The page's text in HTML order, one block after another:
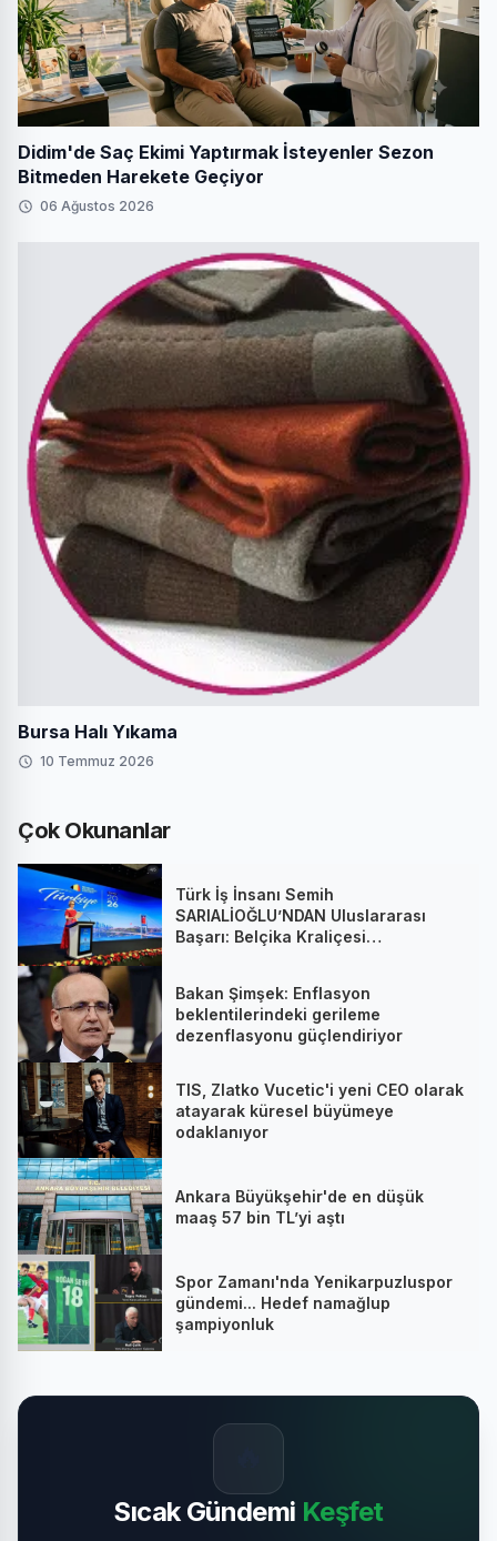
Didim'de Saç Ekimi Yaptırmak İsteyenler Sezon
Bitmeden Harekete Geçiyor
06 Ağustos 2026
Bursa Halı Yıkama
10 Temmuz 2026
Çok Okunanlar
Türk İş İnsanı Semih
SARIALİOĞLU’NDAN Uluslararası
Başarı: Belçika Kraliçesi
Bakan Şimşek: Enflasyon
beklentilerindeki gerileme
dezenflasyonu güçlendiriyor
TIS, Zlatko Vucetic'i yeni CEO olarak
atayarak küresel büyümeye
odaklanıyor
Ankara Büyükşehir'de en düşük
maaş 57 bin TL’yi aştı
Spor Zamanı'nda Yenikarpuzluspor
gündemi... Hedef namağlup
şampiyonluk
Sıcak Gündemi Keşfet